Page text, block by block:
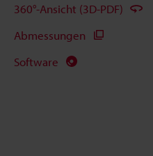
360°-Ansicht (3D-PDF)
Abmessungen
Software